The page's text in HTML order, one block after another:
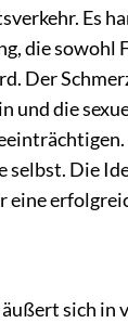
Es
die sowohl
Der
und die
selbst. Die
eine
sich in